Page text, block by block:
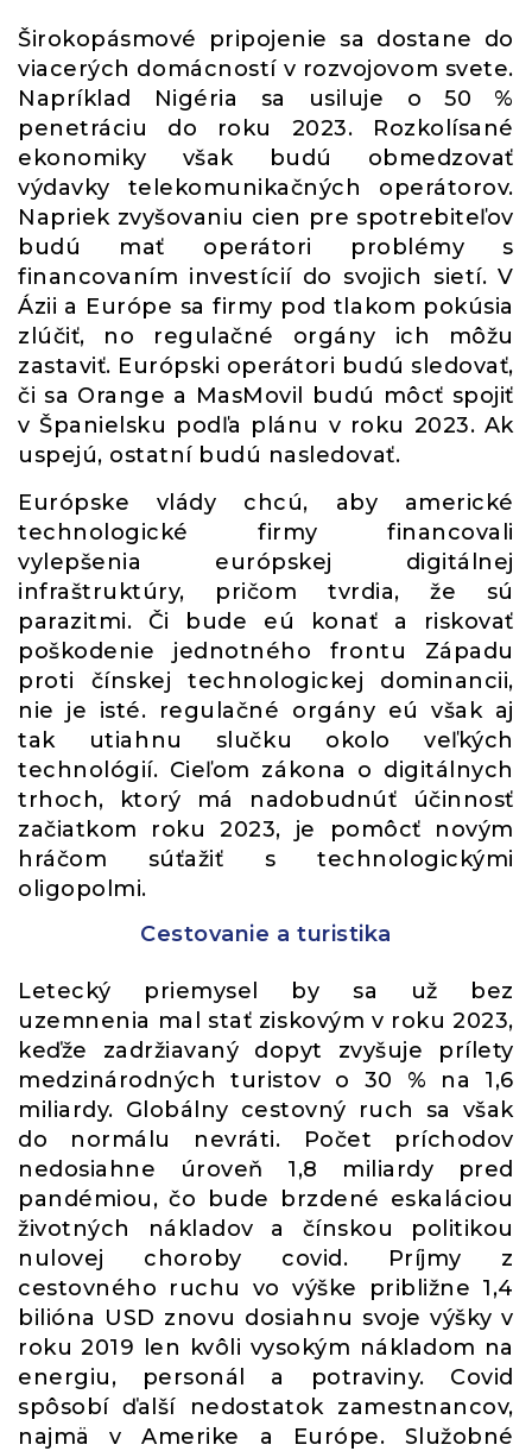
Širokopásmové pripojenie sa dostane do
viacerých domácností v rozvojovom svete.
Napríklad Nigéria sa usiluje o 50 %
penetráciu do roku 2023. Rozkolísané
ekonomiky však budú obmedzovať
výdavky telekomunikačných operátorov.
Napriek zvyšovaniu cien pre spotrebiteľov
budú mať operátori problémy s
financovaním investícií do svojich sietí. V
Ázii a Európe sa firmy pod tlakom pokúsia
zlúčiť, no regulačné orgány ich môžu
zastaviť. Európski operátori budú sledovať,
či sa Orange a MasMovil budú môcť spojiť
v Španielsku podľa plánu v roku 2023. Ak
uspejú, ostatní budú nasledovať.
Európske vlády chcú, aby americké
technologické firmy financovali
vylepšenia európskej digitálnej
infraštruktúry, pričom tvrdia, že sú
parazitmi. Či bude eú konať a riskovať
poškodenie jednotného frontu Západu
proti čínskej technologickej dominancii,
nie je isté. regulačné orgány eú však aj
tak utiahnu slučku okolo veľkých
technológií. Cieľom zákona o digitálnych
trhoch, ktorý má nadobudnúť účinnosť
začiatkom roku 2023, je pomôcť novým
hráčom súťažiť s technologickými
oligopolmi.
Cestovanie a turistika
Letecký priemysel by sa už bez
uzemnenia mal stať ziskovým v roku 2023,
keďže zadržiavaný dopyt zvyšuje prílety
medzinárodných turistov o 30 % na 1,6
miliardy. Globálny cestovný ruch sa však
do normálu nevráti. Počet príchodov
nedosiahne úroveň 1,8 miliardy pred
pandémiou, čo bude brzdené eskaláciou
životných nákladov a čínskou politikou
nulovej choroby covid. Príjmy z
cestovného ruchu vo výške približne 1,4
bilióna USD znovu dosiahnu svoje výšky v
roku 2019 len kvôli vysokým nákladom na
energiu, personál a potraviny. Covid
spôsobí ďalší nedostatok zamestnancov,
najmä v Amerike a Európe. Služobné